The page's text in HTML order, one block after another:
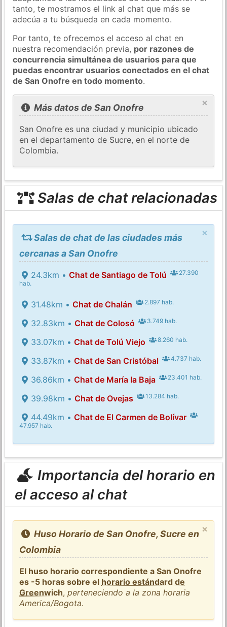
tanto, te mostramos el link al chat que más se
adecúa a tu búsqueda en cada momento.
Por tanto, te ofrecemos el acceso al chat en
nuestra recomendación previa, por razones de
concurrencia simultánea de usuarios para que
puedas encontrar usuarios conectados en el chat
de San Onofre en todo momento.
×
Más datos de San Onofre
San Onofre es una ciudad y municipio ubicado
en el departamento de Sucre, en el norte de
Colombia.
Salas de chat relacionadas
×
Salas de chat de las ciudades más
cercanas a San Onofre
24.3km • Chat de Santiago de Tolú
27.390
hab.
31.48km • Chat de Chalán 2.897 hab.
32.83km • Chat de Colosó 3.749 hab.
33.07km • Chat de Tolú Viejo 8.260 hab.
33.87km • Chat de San Cristóbal 4.737 hab.
36.86km • Chat de María la Baja 23.401 hab.
39.98km • Chat de Ovejas 13.284 hab.
44.49km • Chat de El Carmen de Bolívar
47.957 hab.
Importancia del horario en
el acceso al chat
×
Huso Horario de San Onofre, Sucre en
Colombia
El huso horario correspondiente a San Onofre
es -5 horas sobre el horario estándard de
Greenwich,perteneciendo a la zona horaria
America/Bogota.